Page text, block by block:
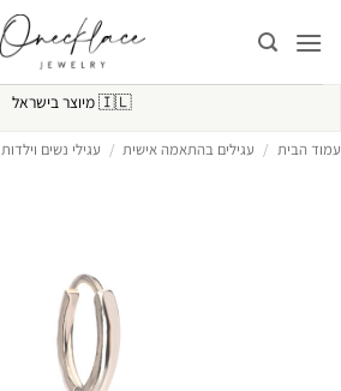
🇮🇱מיוצר בישראל
עמוד הבית / עגילים בהתאמה אישית / עגילי נשים וילדות